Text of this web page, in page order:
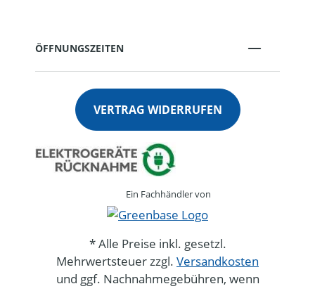
ÖFFNUNGSZEITEN
VERTRAG WIDERRUFEN
Ein Fachhändler von
* Alle Preise inkl. gesetzl.
Mehrwertsteuer zzgl. Versandkosten
und ggf. Nachnahmegebühren, wenn